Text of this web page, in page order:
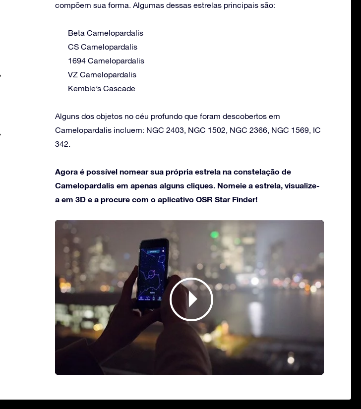
compõem sua forma. Algumas dessas estrelas principais são:
Beta Camelopardalis
CS Camelopardalis
1694 Camelopardalis
VZ Camelopardalis
Kemble’s Cascade
Alguns dos objetos no céu profundo que foram descobertos em
Camelopardalis incluem: NGC 2403, NGC 1502, NGC 2366, NGC 1569, IC
342.
Agora é possível nomear sua própria estrela na constelação de
Camelopardalis em apenas alguns cliques. Nomeie a estrela, visualize-
a em 3D e a procure com o aplicativo OSR Star Finder!